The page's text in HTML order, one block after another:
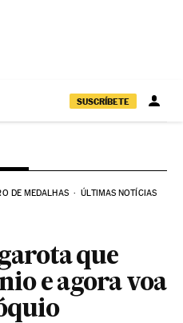
SUSCRÍBETE
DE MEDALHAS ÚLTIMAS NOTÍCIAS
que
e agora voa